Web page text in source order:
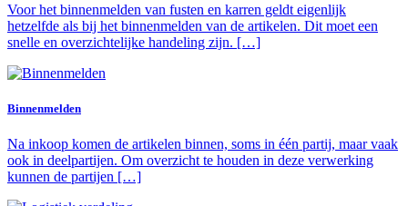
Voor het binnenmelden van fusten en karren geldt eigenlijk
hetzelfde als bij het binnenmelden van de artikelen. Dit moet een
snelle en overzichtelijke handeling zijn. […]
Binnenmelden
Na inkoop komen de artikelen binnen, soms in één partij, maar vaak
ook in deelpartijen. Om overzicht te houden in deze verwerking
kunnen de partijen […]